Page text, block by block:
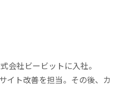
会社ビービットに入社。
イト改善を担当。その後、カ